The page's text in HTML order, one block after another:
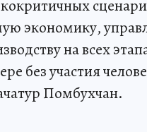
экономику,
на всех
без участия
Помбухчан.